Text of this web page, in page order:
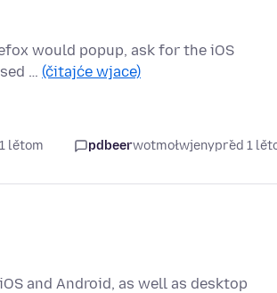
would popup, ask for the iOS
… (čitajće wjace)
lětom pdbeerwotmołwjenypřed 1
and Android, as well as desktop